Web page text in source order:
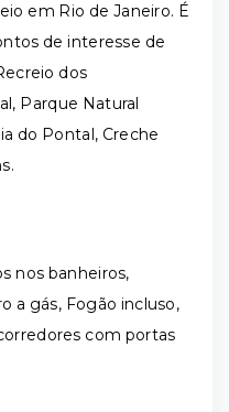
em Rio de Janeiro. É
de interesse de
dos
Parque Natural
do Pontal, Creche
nos banheiros,
a gás, Fogão incluso,
com portas